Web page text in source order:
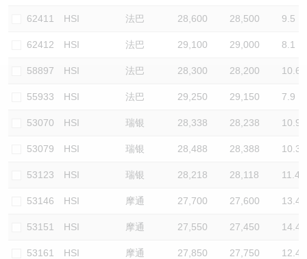
62411 HSI 法巴 28,600 28,500 9.5
62412 HSI 法巴 29,100 29,000 8.1
58897 HSI 法巴 28,300 28,200 10.6
55933 HSI 法巴 29,250 29,150 7.9
53070 HSI 瑞银 28,338 28,238 10.9
53079 HSI 瑞银 28,488 28,388 10.3
53123 HSI 瑞银 28,218 28,118 11.4
53146 HSI 摩通 27,700 27,600 13.4
53151 HSI 摩通 27,550 27,450 14.4
53161 HSI 摩通 27,850 27,750 12.4
认股证/牛熊证日志
认股证文件及公告
牛熊证到期结算价查找
牛熊证分析仪
牛熊证文件及公告
牛熊证文件及公告 (瑞信)
中资ETFs溢价比较
AH 股价对照
ADR
收市竞价变化